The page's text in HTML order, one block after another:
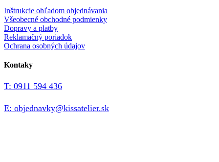
Inštrukcie ohľadom objednávania
Všeobecné obchodné podmienky
Dopravy a platby
Reklamačný poriadok
Ochrana osobných údajov
Kontaky
T: 0911 594 436
E: objednavky@kissatelier.sk